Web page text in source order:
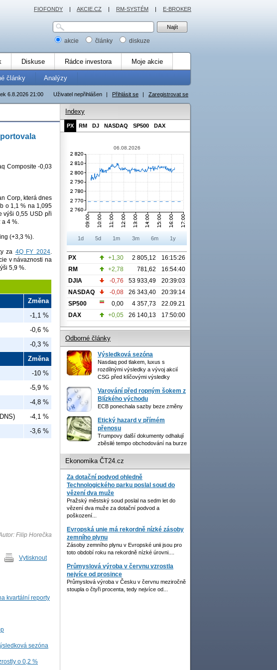
akcie články diskuze
Diskuse Rádce investora Moje akcie
články Analýzy
Uživatel nepřihlášen | Přihlásit se | Zaregistrovat se
6.8.2026 21:00
Composite -0,03
Corp, která dnes
o 1,1 % na 1,095
výši 0,55 USD při
4 %.
(+3,3 %).
za 4Q FY 2024.
v návaznosti na
5,9 %.
Změna
-1,1 %
-0,6 %
-0,3 %
Změna
-10 %
-5,9 %
-4,8 %
-4,1 %
-3,6 %
Filip Horečka
Vytisknout
kvartální reporty
sezóna
o 0,2 %
Indexy
PX RM DJ NASDAQ SP500 DAX
06.08.2026
1d 5d 1m 3m 6m 1y
PX +1,30 2 805,12
16:15:26
RM
+2,78 781,62
16:54:40
DJIA
-0,76 53 933,49
20:39:03
NASDAQ
-0,08 26 343,40
20:39:14
SP500
0,00 4 357,73
22.09.21
DAX
+0,05 26 140,13 17:50:00
Odborné články
Výsledková sezóna
Nasdaq pod tlakem, luxus s
rozdílnými výsledky a vývoj akcií
CSG před klíčovými výsledky
Varování před ropným šokem z
Blízkého východu
ECB ponechala sazby beze změny
Etický hazard v přímém
přenosu
Trumpovy další dokumenty odhalují
zběsilé tempo obchodování na burze
Ekonomika ČT24.cz
Za dotační podvod ohledně
Technologického parku poslal soud do
vězení dva muže
Pražský městský soud poslal na sedm let do
vězení dva muže za dotační podvod a
poškození...
Evropská unie má rekordně nízké zásoby
zemního plynu
Zásoby zemního plynu v Evropské unii jsou pro
toto období roku na rekordně nízké úrovni....
Průmyslová výroba v červnu vzrostla
nejvíce od prosince
Průmyslová výroba v Česku v červnu meziročně
stoupla o čtyři procenta, tedy nejvíce od...
FIOFONDY | AKCIE.CZ | RM-SYSTÉM | E-BROKER